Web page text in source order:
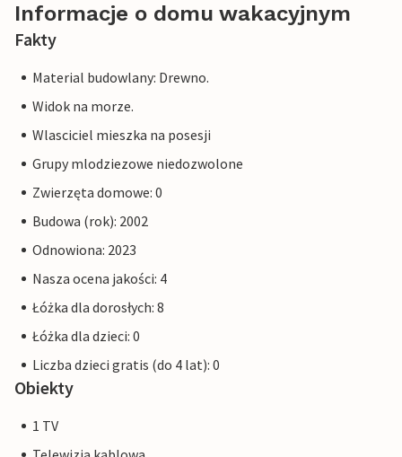
Informacje o domu wakacyjnym
Fakty
Material budowlany: Drewno.
Widok na morze.
Wlasciciel mieszka na posesji
Grupy mlodziezowe niedozwolone
Zwierzęta domowe: 0
Budowa (rok): 2002
Odnowiona: 2023
Nasza ocena jakości: 4
Łóżka dla dorosłych: 8
Łóżka dla dzieci: 0
Liczba dzieci gratis (do 4 lat): 0
Obiekty
1 TV